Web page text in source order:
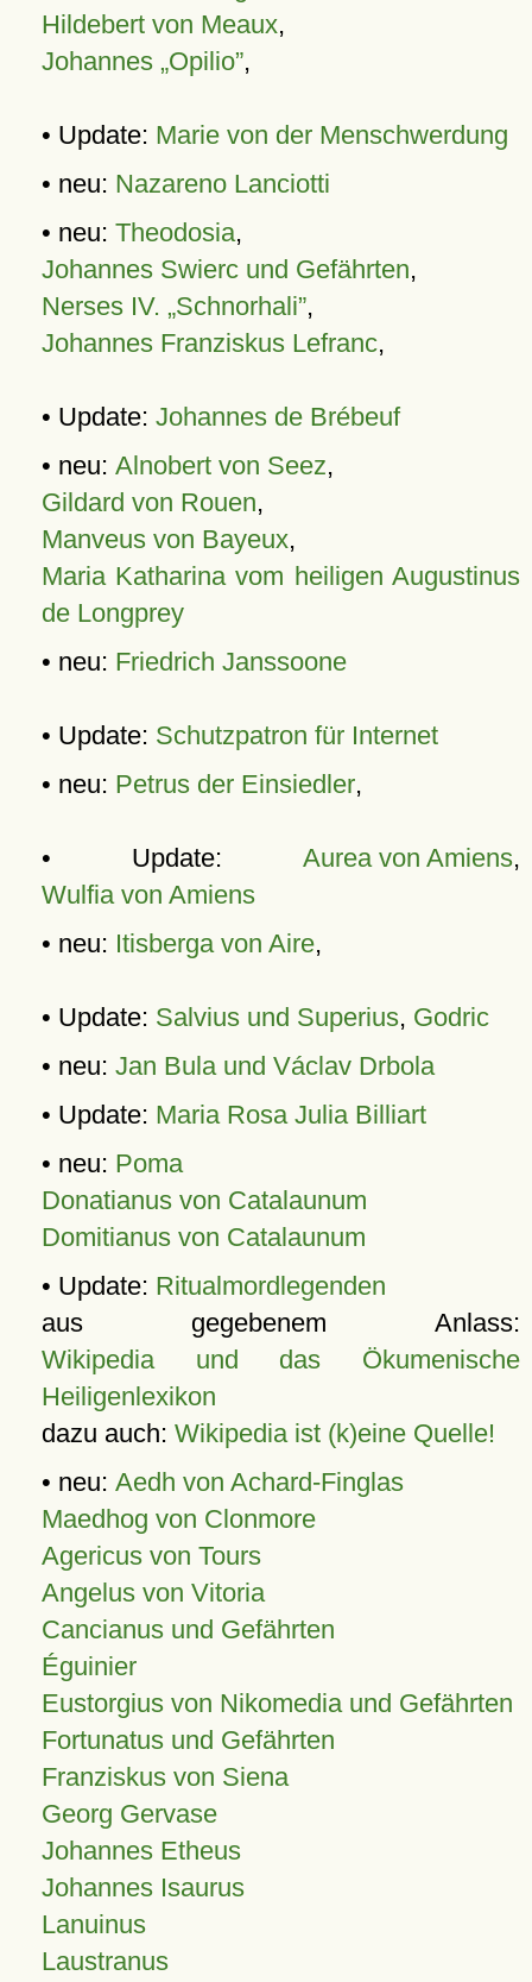
Hildebert von Meaux,
Johannes „Opilio”,
• Update: Marie von der Menschwerdung
• neu: Nazareno Lanciotti
• neu: Theodosia,
Johannes Swierc und Gefährten,
Nerses IV. „Schnorhali”,
Johannes Franziskus Lefranc,
• Update: Johannes de Brébeuf
• neu: Alnobert von Seez,
Gildard von Rouen,
Manveus von Bayeux,
Maria Katharina vom heiligen Augustinus
de Longprey
• neu: Friedrich Janssoone
• Update: Schutzpatron für Internet
• neu: Petrus der Einsiedler,
• Update: Aurea von Amiens,
Wulfia von Amiens
• neu: Itisberga von Aire,
• Update: Salvius und Superius, Godric
• neu: Jan Bula und Václav Drbola
• Update: Maria Rosa Julia Billiart
• neu: Poma
Donatianus von Catalaunum
Domitianus von Catalaunum
• Update: Ritualmordlegenden
aus gegebenem Anlass:
Wikipedia und das Ökumenische
Heiligenlexikon
dazu auch: Wikipedia ist (k)eine Quelle!
• neu: Aedh von Achard-Finglas
Maedhog von Clonmore
Agericus von Tours
Angelus von Vitoria
Cancianus und Gefährten
Éguinier
Eustorgius von Nikomedia und Gefährten
Fortunatus und Gefährten
Franziskus von Siena
Georg Gervase
Johannes Etheus
Johannes Isaurus
Lanuinus
Laustranus